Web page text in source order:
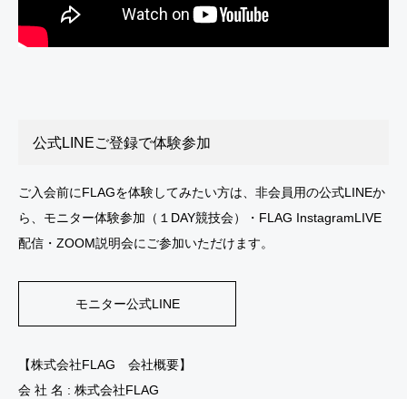
公式LINEご登録で体験参加
ご入会前にFLAGを体験してみたい方は、非会員用の公式LINEか
ら、モニター体験参加（１DAY競技会）・FLAG InstagramLIVE
配信・ZOOM説明会にご参加いただけます。
モニター公式LINE
【株式会社FLAG 会社概要】
会 社 名 : 株式会社FLAG